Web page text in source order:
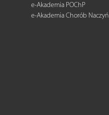
e-Akademia POChP
e-Akademia Chorób Naczyń